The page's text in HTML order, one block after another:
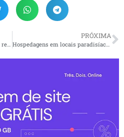
Varejos investem em dados para reduzir a perda de clientes
PRÓXIMA
Hospedagens em locais paradisíacos inovam para atender trabalhadores remotos